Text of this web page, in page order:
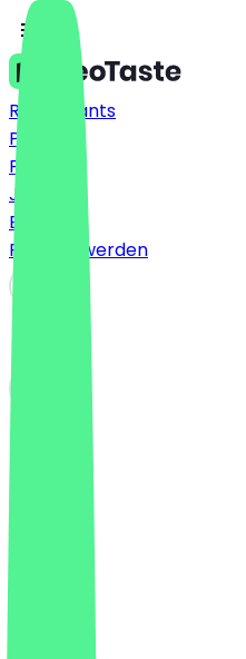
Restaurants
Preise
FAQ
Jobs
Blog
Partner werden